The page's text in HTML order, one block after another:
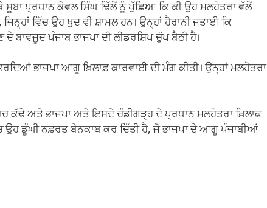
ਪ੍ਰਧਾਨ ਕੇਵਲ ਸਿੰਘ ਢਿੱਲੋਂ ਨੂੰ ਪੁੱਛਿਆ ਕਿ ਕੀ ਉਹ ਮਲਹੋਤਰਾ ਵੱਲੋਂ
ਵਿੱਚ ਉਹ ਖੁਦ ਵੀ ਸ਼ਾਮਲ ਹਨ। ਉਨ੍ਹਾਂ ਹੈਰਾਨੀ ਜਤਾਈ ਕਿ
ਬਾਵਜੂਦ ਪੰਜਾਬ ਭਾਜਪਾ ਦੀ ਲੀਡਰਸ਼ਿਪ ਚੁੱਪ ਬੈਠੀ ਹੈ।
ਭਾਜਪਾ ਆਗੂ ਖ਼ਿਲਾਫ਼ ਕਾਰਵਾਈ ਦੀ ਮੰਗ ਕੀਤੀ। ਉਨ੍ਹਾਂ ਮਲਹੋਤਰਾ
ਕੱਢੇ ਅਤੇ ਭਾਜਪਾ ਅਤੇ ਇਸਦੇ ਚੰਡੀਗੜ੍ਹ ਦੇ ਪ੍ਰਧਾਨ ਮਲਹੋਤਰਾ ਖ਼ਿਲਾਫ਼
ਉਹ ਡੂੰਘੀ ਨਫ਼ਰਤ ਬੇਨਕਾਬ ਕਰ ਦਿੱਤੀ ਹੈ, ਜੋ ਭਾਜਪਾ ਦੇ ਆਗੂ ਪੰਜਾਬੀਆਂ